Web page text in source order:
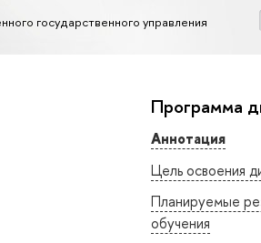
государственного управления
Программа
Аннотация
Цель освоения
Планируемые
обучения